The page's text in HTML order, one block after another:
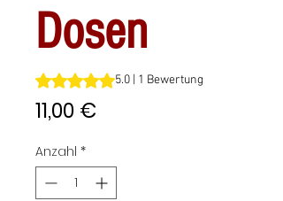
Dosen
Das Rating beträgt 5.0 von fünf
5.0 | 1 Bewertung
11,00 €
Anzahl *